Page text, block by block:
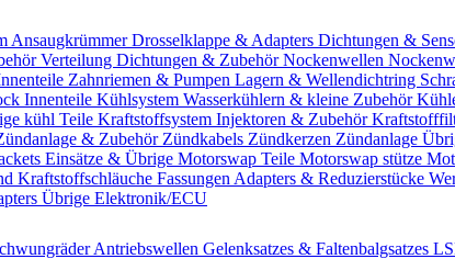
AnsaugkrümmerDrosselklappe & Adapters Dichtungen &
Verteilung Dichtungen & ZubehörNockenwellen
Zahnriemen & Pumpen Lagern & Wellendichtring
Innenteile Kühlsystem Wasserkühlern & kleine Zubehör
kühl Teile Kraftstoffsystem Injektoren & Zubehör
& Zubehör Zündkabels Zündkerzen Zündanlage
Einsätze & Übrige Motorswap Teile Motorswap stütze
Kraftstoffschläuche Fassungen Adapters & Reduzierstücke
Übrige Elektronik/ECU
Antriebswellen Gelenksatzes & Faltenbalgsatzes